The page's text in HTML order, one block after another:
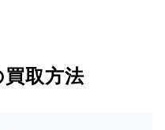
取方法